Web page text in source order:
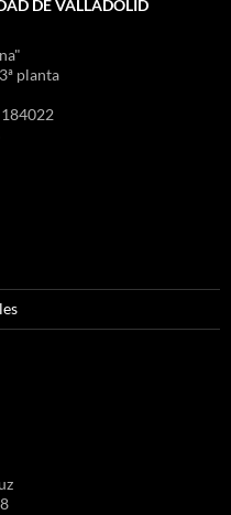
DE VALLADOLID
planta